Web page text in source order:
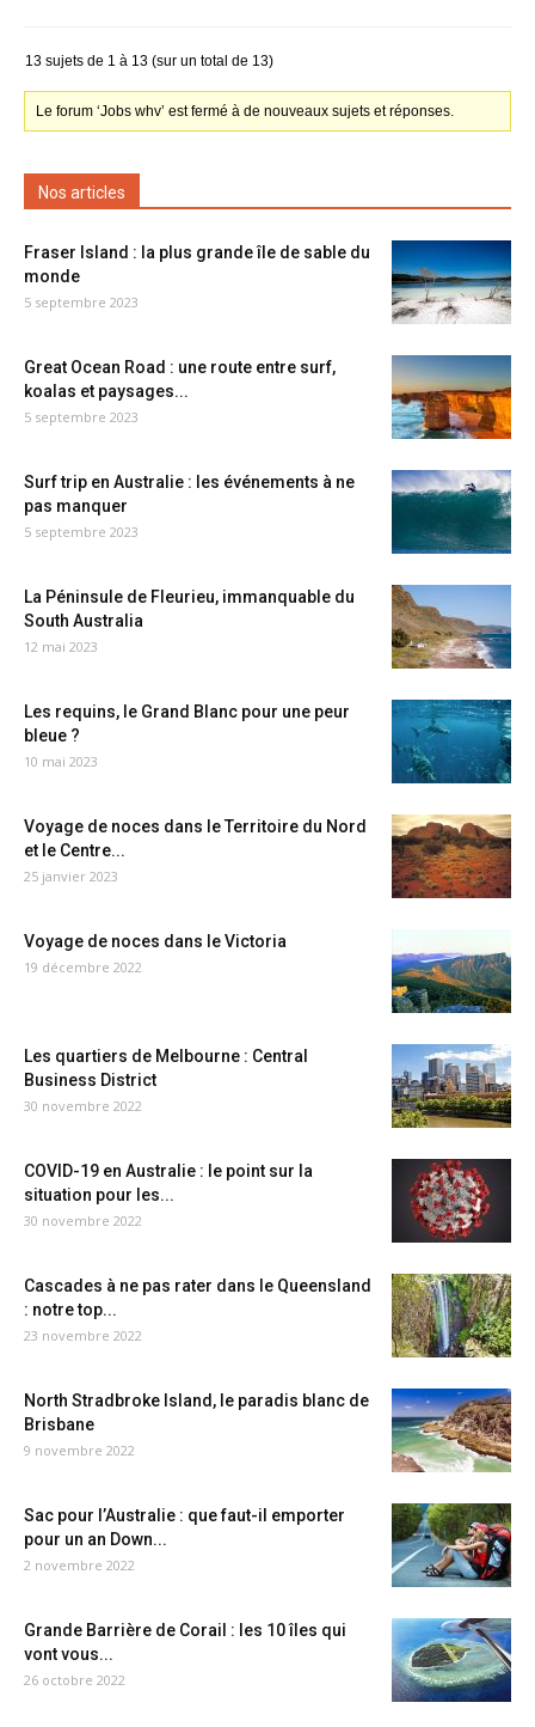
13 sujets de 1 à 13 (sur un total de 13)
Le forum ‘Jobs whv’ est fermé à de nouveaux sujets et réponses.
Nos articles
Fraser Island : la plus grande île de sable du
monde
5 septembre 2023
Great Ocean Road : une route entre surf,
koalas et paysages...
5 septembre 2023
Surf trip en Australie : les événements à ne
pas manquer
5 septembre 2023
La Péninsule de Fleurieu, immanquable du
South Australia
12 mai 2023
Les requins, le Grand Blanc pour une peur
bleue ?
10 mai 2023
Voyage de noces dans le Territoire du Nord
et le Centre...
25 janvier 2023
Voyage de noces dans le Victoria
19 décembre 2022
Les quartiers de Melbourne : Central
Business District
30 novembre 2022
COVID-19 en Australie : le point sur la
situation pour les...
30 novembre 2022
Cascades à ne pas rater dans le Queensland
: notre top...
23 novembre 2022
North Stradbroke Island, le paradis blanc de
Brisbane
9 novembre 2022
Sac pour l’Australie : que faut-il emporter
pour un an Down...
2 novembre 2022
Grande Barrière de Corail : les 10 îles qui
vont vous...
26 octobre 2022